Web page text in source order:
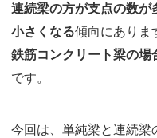
連続梁の方が支点の数が
小さくなる傾向にありま
鉄筋コンクリート梁の場
です。
今回は、単純梁と連続梁